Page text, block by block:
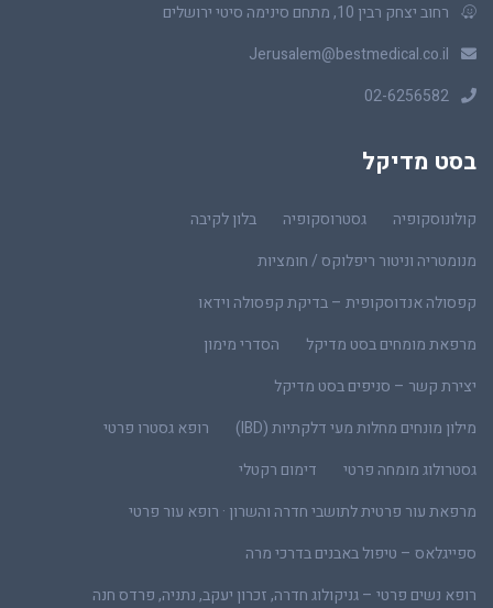
רחוב יצחק רבין 10, מתחם סינימה סיטי ירושלים
Jerusalem@bestmedical.co.il
02-6256582
בסט מדיקל
קולונוסקופיה גסטרוסקופיה
בלון לקיבה
מנומטריה וניטור ריפלוקס / חומציות
קפסולה אנדוסקופית – בדיקת קפסולה וידאו
מרפאת מומחים בסט מדיקל
הסדרי מימון
יצירת קשר – סניפים בסט מדיקל
מילון מונחים מחלות מעי דלקתיות (IBD)
רופא גסטרו פרטי
גסטרולוג מומחה פרטי
דימום רקטלי
מרפאת עור פרטית לתושבי חדרה והשרון · רופא עור פרטי
ספייגלאס – טיפול באבנים בדרכי מרה
רופא נשים פרטי – גניקולוג חדרה, זכרון יעקב, נתניה, פרדס חנה